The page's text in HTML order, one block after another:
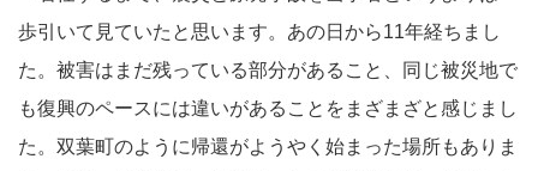
歩引いて見ていたと思います。あの日から11年経ちまし
た。被害はまだ残っている部分があること、同じ被災地で
も復興のペースには違いがあることをまざまざと感じまし
た。双葉町のように帰還がようやく始まった場所もありま